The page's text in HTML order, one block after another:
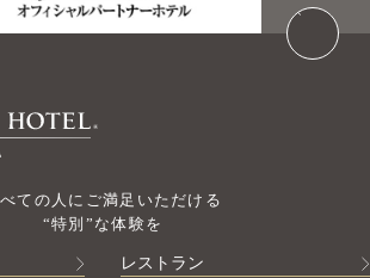
ての人にご満足いただける
“特別”な体験を
レストラン